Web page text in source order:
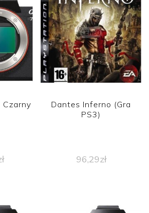
Czarny
Dantes Inferno (Gra
PS3)
96,29zł